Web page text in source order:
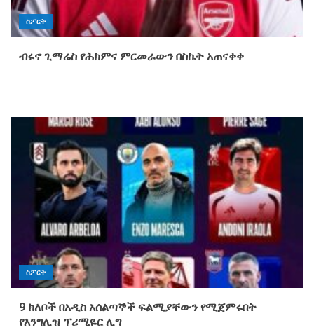
ስፖርት
ብሩኖ ጊማሬስ የሕክምና ምርመራውን በስኬት አጠናቀቀ
ስፖርት
9 ክለቦች በአዲስ አሰልጣኞች ፍልሚያቸውን የሚጀምሩበት
የእንግሊዝ ፕሪሚዬር ሊግ